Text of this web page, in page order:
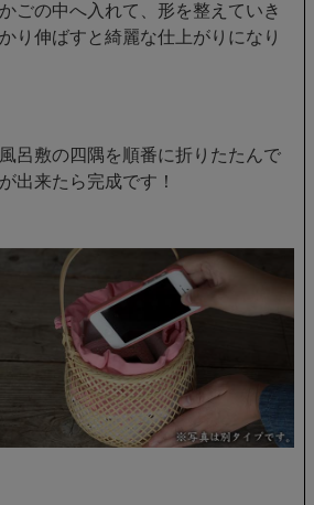
ごの中へ入れて、形を整えていき
り伸ばすと綺麗な仕上がりになり
呂敷の四隅を順番に折りたたんで
出来たら完成です！